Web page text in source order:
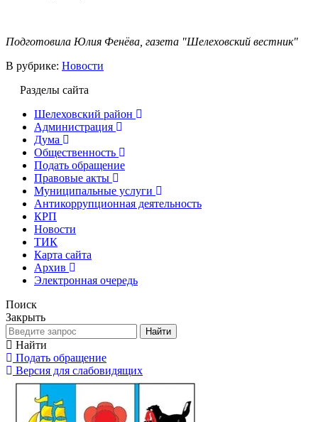
Подготовила Юлия Фенёва, газета "Шелеховский вестник"
В рубрике: Новости
Разделы сайта
Шелеховский район
Администрация
Дума
Общественность
Подать обращение
Правовые акты
Муниципальные услуги
Антикоррупционная деятельность
КРП
Новости
ТИК
Карта сайта
Архив
Электронная очередь
Поиск
Закрыть
Найти
Найти
Подать обращение
Версия для слабовидящих